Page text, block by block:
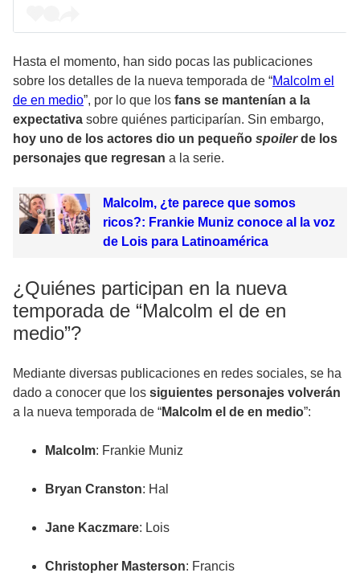
Hasta el momento, han sido pocas las publicaciones
sobre los detalles de la nueva temporada de “Malcolm el
de en medio”, por lo que los fans se mantenían a la
expectativa sobre quiénes participarían. Sin embargo,
hoy uno de los actores dio un pequeño spoilerde los
personajes que regresan a la serie.
Malcolm, ¿te parece que somos
ricos?: Frankie Muniz conoce al la voz
de Lois para Latinoamérica
¿Quiénes participan en la nueva
temporada de “Malcolm el de en
medio”?
Mediante diversas publicaciones en redes sociales, se ha
dado a conocer que los siguientes personajes volverán
a la nueva temporada de “Malcolm el de en medio”:
Malcolm: Frankie Muniz
Bryan Cranston: Hal
Jane Kaczmare: Lois
Christopher Masterson: Francis